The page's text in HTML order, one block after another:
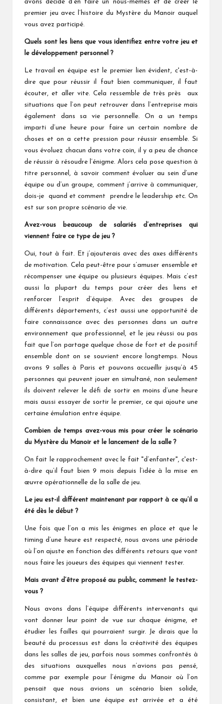
avons décidé d’en faire un nous-mêmes et de créer le
premier jeu avec l’histoire du Mystère du Manoir auquel
vous avez participé.
Quels sont les liens que vous identifiez entre votre jeu et
le développement personnel ?
Le travail en équipe est le premier lien évident, c'est-à-
dire que pour réussir il faut bien communiquer, il faut
écouter, et aller vite. Cela ressemble de très près aux
situations que l’on peut retrouver dans l’entreprise mais
également dans sa vie personnelle. On a un temps
imparti d’une heure pour faire un certain nombre de
choses et on a cette pression pour réussir ensemble. Si
vous évoluez chacun dans votre coin, il y a peu de chance
de réussir à résoudre l’énigme. Alors cela pose question à
titre personnel, à savoir comment évoluer au sein d’une
équipe ou d’un groupe, comment j’arrive à communiquer,
dois-je quand et comment prendre le leadership etc. On
est sur son propre scénario de vie.
Avez-vous beaucoup de salariés d’entreprises qui
viennent faire ce type de jeu ?
Oui, tout à fait. Et j’ajouterais avec des axes différents
de motivation. Cela peut-être pour s’amuser ensemble et
récompenser une équipe ou plusieurs équipes. Mais c’est
aussi la plupart du temps pour créer des liens et
renforcer l’esprit d’équipe. Avec des groupes de
différents départements, c’est aussi une opportunité de
faire connaissance avec des personnes dans un autre
environnement que professionnel, et le jeu réussi ou pas
fait que l’on partage quelque chose de fort et de positif
ensemble dont on se souvient encore longtemps. Nous
avons 9 salles à Paris et pouvons accueillir jusqu’à 45
personnes qui peuvent jouer en simultané, non seulement
ils doivent relever le défi de sortir en moins d’une heure
mais aussi essayer de sortir le premier, ce qui ajoute une
certaine émulation entre équipe.
Combien de temps avez-vous mis pour créer le scénario
du Mystère du Manoir et le lancement de la salle ?
On fait le rapprochement avec le fait "d’enfanter", c'est-
à-dire qu’il faut bien 9 mois depuis l’idée à la mise en
œuvre opérationnelle de la salle de jeu.
Le jeu est-il différent maintenant par rapport à ce qu’il a
été dès le début ?
Une fois que l’on a mis les énigmes en place et que le
timing d’une heure est respecté, nous avons une période
où l’on ajuste en fonction des différents retours que vont
nous faire les joueurs des équipes qui viennent tester.
Mais avant d’être proposé au public, comment le testez-
vous ?
Nous avons dans l’équipe différents intervenants qui
vont donner leur point de vue sur chaque énigme, et
étudier les failles qui pourraient surgir. Je dirais que la
beauté du processus est dans la créativité des équipes
dans les salles de jeu, parfois nous sommes confrontés à
des situations auxquelles nous n’avions pas pensé,
comme par exemple pour l’énigme du Manoir où l’on
pensait que nous avions un scénario bien solide,
consistant, et bien une équipe est arrivée et a été